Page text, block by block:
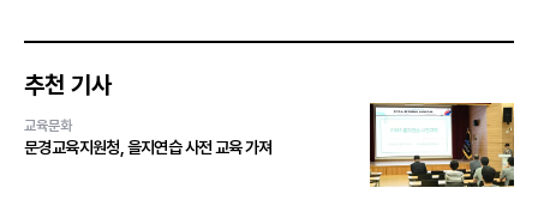
추천 기사
교육문화
문경교육지원청, 을지연습 사전 교육 가져